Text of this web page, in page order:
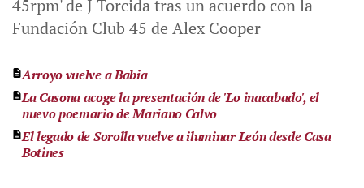
45rpm' de J Torcida tras un acuerdo con la
Fundación Club 45 de Alex Cooper
Arroyo vuelve a Babia
La Casona acoge la presentación de 'Lo inacabado', el
nuevo poemario de Mariano Calvo
El legado de Sorolla vuelve a iluminar León desde Casa
Botines